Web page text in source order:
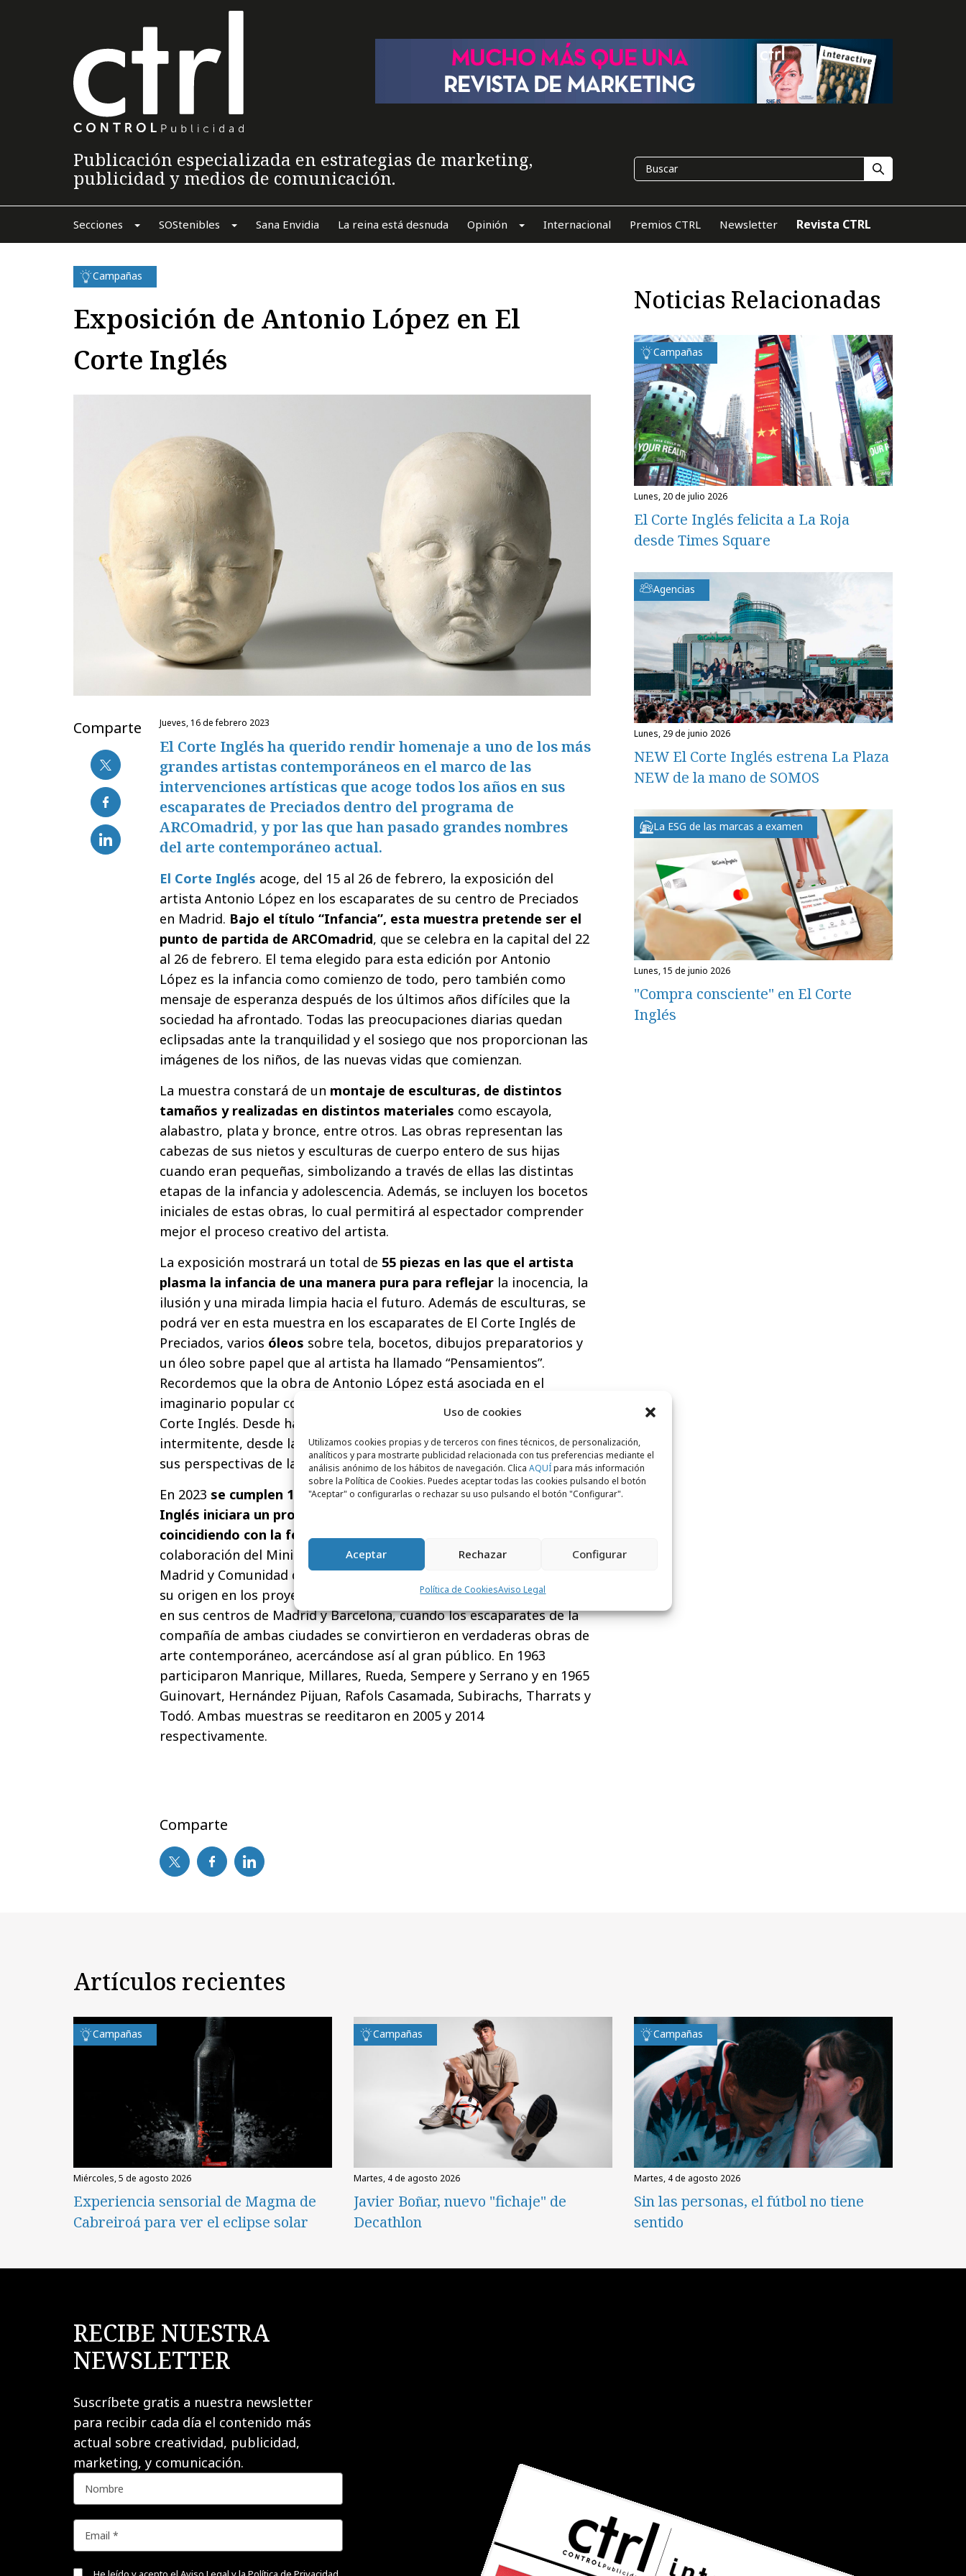
Uso de cookies
Utilizamos cookies propias y de terceros con fines técnicos, de personalización,
analíticos y para mostrarte publicidad relacionada con tus preferencias mediante el
análisis anónimo de los hábitos de navegación. Clica AQUÍpara más información
sobre la Política de Cookies. Puedes aceptar todas las cookies pulsando el botón
"Aceptar" o configurarlas o rechazar su uso pulsando el botón "Configurar".
Aceptar Rechazar Configurar
Política de CookiesAviso Legal
Publicación especializada en estrategias de marketing,
publicidad y medios de comunicación.
Secciones SOStenibles Sana Envidia La reina está desnuda Opinión Internacional Premios CTRL Newsletter Revista CTRL
Campañas
Exposición de Antonio López en El
Corte Inglés
Comparte jueves, 16 de febrero 2023
El Corte Inglés ha querido rendir homenaje a uno de los más
grandes artistas contemporáneos en el marco de las
intervenciones artísticas que acoge todos los años en sus
escaparates de Preciados dentro del programa de
ARCOmadrid, y por las que han pasado grandes nombres
del arte contemporáneo actual.
El Corte Inglés acoge, del 15 al 26 de febrero, la exposición del
artista Antonio López en los escaparates de su centro de Preciados
en Madrid. Bajo el título “Infancia”, esta muestra pretende ser el
punto de partida de ARCOmadrid, que se celebra en la capital del 22
al 26 de febrero. El tema elegido para esta edición por Antonio
López es la infancia como comienzo de todo, pero también como
mensaje de esperanza después de los últimos años difíciles que la
sociedad ha afrontado. Todas las preocupaciones diarias quedan
eclipsadas ante la tranquilidad y el sosiego que nos proporcionan las
imágenes de los niños, de las nuevas vidas que comienzan.
La muestra constará de un montaje de esculturas, de distintos
tamaños y realizadas en distintos materiales como escayola,
alabastro, plata y bronce, entre otros. Las obras representan las
cabezas de sus nietos y esculturas de cuerpo entero de sus hijas
cuando eran pequeñas, simbolizando a través de ellas las distintas
etapas de la infancia y adolescencia. Además, se incluyen los bocetos
iniciales de estas obras, lo cual permitirá al espectador comprender
mejor el proceso creativo del artista.
La exposición mostrará un total de 55 piezas en las que el artista
plasma la infancia de una manera pura para reflejar la inocencia, la
ilusión y una mirada limpia hacia el futuro. Además de esculturas, se
podrá ver en esta muestra en los escaparates de El Corte Inglés de
Preciados, varios óleos sobre tela, bocetos, dibujos preparatorios y
un óleo sobre papel que al artista ha llamado “Pensamientos”.
Recordemos que la obra de Antonio López está asociada en el
imaginario popular con la Gran Vía y de ahí nace su relación con El
Corte Inglés. Desde hace años el artista pinta, de forma
intermitente, desde la séptima planta del centro de Callao una de
sus perspectivas de la avenida madrileña.
En 2023 se cumplen 18 años desde que Ámbito Cultural de El Corte
Inglés iniciara un programa de intervenciones artísticas,
coincidiendo con la feria ARCOmadrid, y que cuenta con la
colaboración del Ministerio de Cultura y Deporte, Ayuntamiento de
Madrid y Comunidad de Madrid. La iniciativa de El Corte Inglés tiene
su origen en los proyectos artísticos de los años sesenta realizados
en sus centros de Madrid y Barcelona, cuando los escaparates de la
compañía de ambas ciudades se convirtieron en verdaderas obras de
arte contemporáneo, acercándose así al gran público. En 1963
participaron Manrique, Millares, Rueda, Sempere y Serrano y en 1965
Guinovart, Hernández Pijuan, Rafols Casamada, Subirachs, Tharrats y
Todó. Ambas muestras se reeditaron en 2005 y 2014
respectivamente.
Comparte
Noticias Relacionadas
Campañas
lunes, 20 de julio 2026
El Corte Inglés felicita a La Roja
desde Times Square
Agencias
lunes, 29 de junio 2026
NEW El Corte Inglés estrena La Plaza
NEW de la mano de SOMOS
La ESG de las marcas a examen
lunes, 15 de junio 2026
"Compra consciente" en El Corte
Inglés
Artículos recientes
Campañas
miércoles, 5 de agosto 2026
Experiencia sensorial de Magma de
Cabreiroá para ver el eclipse solar
Campañas
martes, 4 de agosto 2026
Javier Boñar, nuevo "fichaje" de
Decathlon
Campañas
martes, 4 de agosto 2026
Sin las personas, el fútbol no tiene
sentido
RECIBE NUESTRA
NEWSLETTER
Suscríbete gratis a nuestra newsletter
para recibir cada día el contenido más
actual sobre creatividad, publicidad,
marketing, y comunicación.